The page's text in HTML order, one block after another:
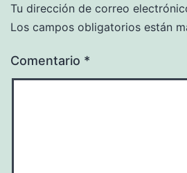
Tu dirección de correo
Los campos obligatorios están
Comentario *